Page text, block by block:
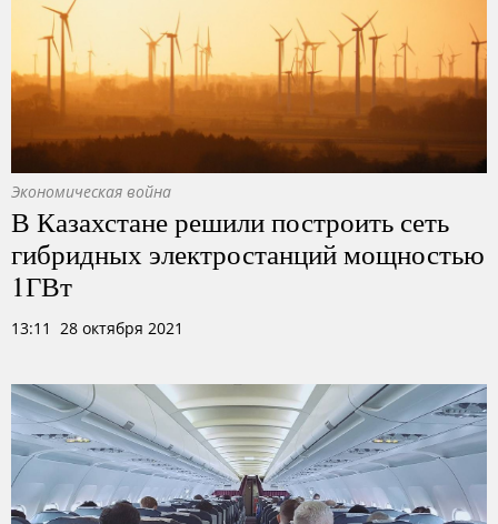
Экономическая война
В Казахстане решили построить сеть
гибридных электростанций мощностью
1ГВт
13:11 28 октября 2021